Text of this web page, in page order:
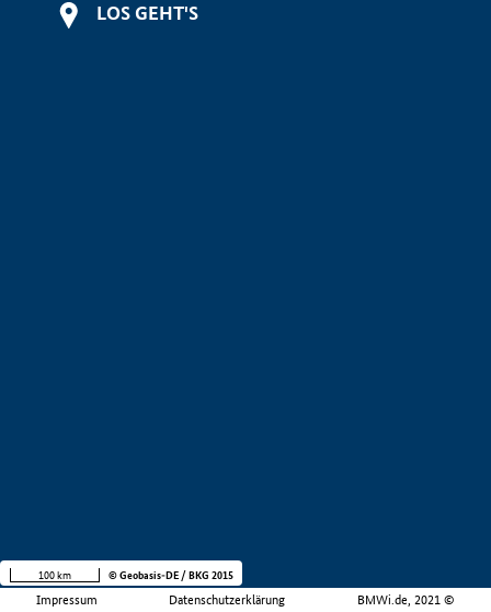
LOS GEHT'S
Impressum Datenschutzerklärung BMWi.de, 2021 ©
100 km © Geobasis-DE / BKG 2015